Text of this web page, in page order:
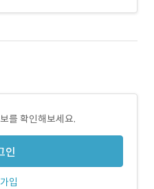
를 확인해보세요.
인
입